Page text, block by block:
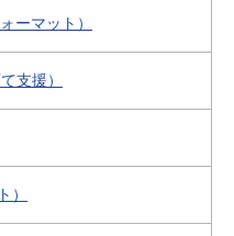
ーマット）
支援）
）